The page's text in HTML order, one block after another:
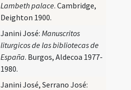
Lambeth palace. Cambridge,
Deighton 1900.
Janini José:Manuscritos
liturgicos de las bibliotecas de
España. Burgos, Aldecoa 1977-
1980.
Janini José, Serrano José: